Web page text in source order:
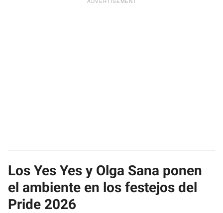
Los Yes Yes y Olga Sana ponen
el ambiente en los festejos del
Pride 2026